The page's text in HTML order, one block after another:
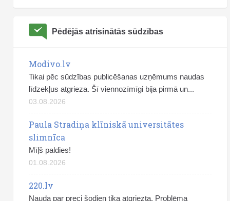
Pēdējās atrisinātās sūdzības
Modivo.lv
Tikai pēc sūdzības publicēšanas uzņēmums naudas
līdzekļus atgrieza. Šī viennozīmīgi bija pirmā un...
03.08.2026
Paula Stradiņa klīniskā universitātes
slimnīca
Mīļš paldies!
01.08.2026
220.lv
Nauda par preci šodien tika atgriezta. Problēma